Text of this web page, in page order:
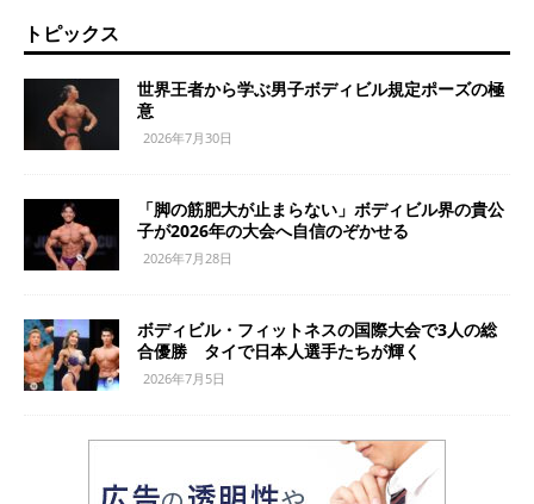
トピックス
世界王者から学ぶ男子ボディビル規定ポーズの極
意
2026年7月30日
「脚の筋肥大が止まらない」ボディビル界の貴公
子が2026年の大会へ自信のぞかせる
2026年7月28日
ボディビル・フィットネスの国際大会で3人の総
合優勝 タイで日本人選手たちが輝く
2026年7月5日